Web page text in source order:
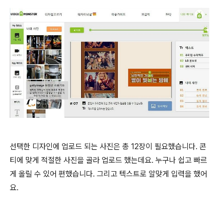
선택한 디자인에 업로드 되는 사진은 총 12장이 필요했습니다. 콘
티에 맞게 적절한 사진을 골라 업로드 했는데요. 누구나 쉽고 빠르
게 올릴 수 있어 편했습니다. 그리고 텍스트로 알맞게 입력을 했어
요.